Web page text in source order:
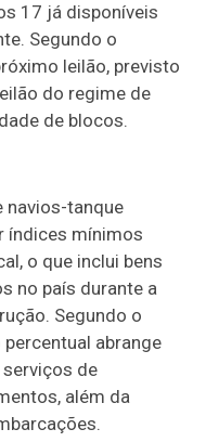
17 já disponíveis
Segundo o
leilão, previsto
do regime de
de blocos.
navios-tanque
índices mínimos
o que inclui bens
no país durante a
Segundo o
abrange
de
além da